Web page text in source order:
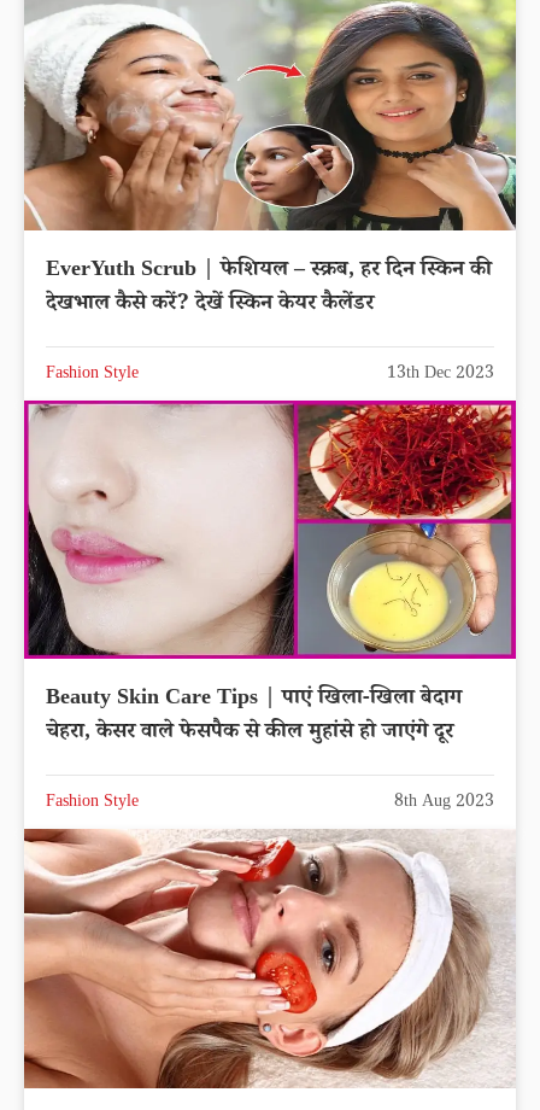
EverYuth Scrub | फेशियल – स्क्रब, हर दिन स्किन की
देखभाल कैसे करें? देखें स्किन केयर कैलेंडर
Fashion Style 13th Dec 2023
Beauty Skin Care Tips | पाएं खिला-खिला बेदाग
चेहरा, केसर वाले फेसपैक से कील मुहांसे हो जाएंगे दूर
Fashion Style 8th Aug 2023